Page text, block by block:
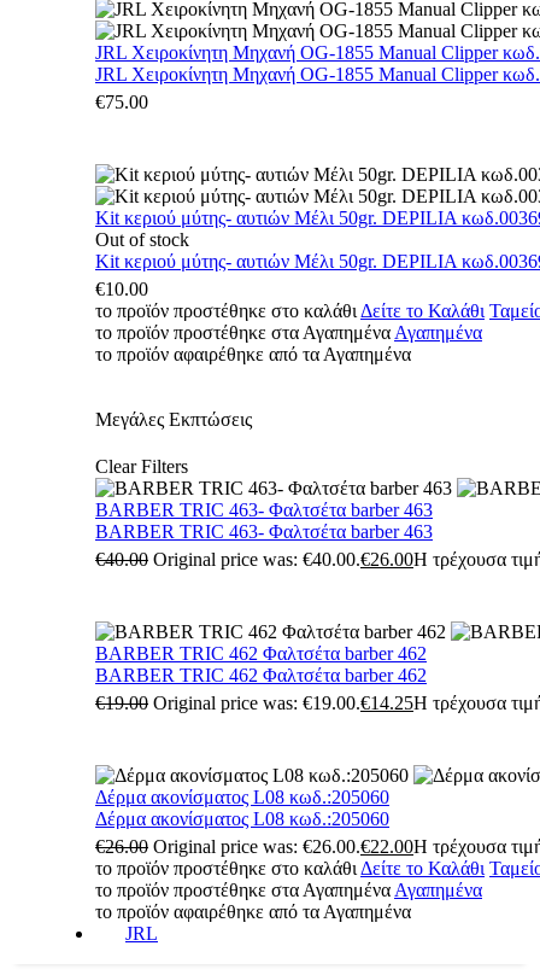
JRL Χειροκίνητη Μηχανή OG-1855 Manual Clipper
JRL Χειροκίνητη Μηχανή OG-1855 Manual Clipper
€75.00
Kit κεριού μύτης- αυτιών Μέλι 50gr. DEPILIA
Out of stock
Kit κεριού μύτης- αυτιών Μέλι 50gr. DEPILIA
€10.00
το προϊόν προστέθηκε στο καλάθι Δείτε το Καλάθι
το προϊόν προστέθηκε στα Αγαπημένα Αγαπημένα
το προϊόν αφαιρέθηκε από τα Αγαπημένα
Μεγάλες Εκπτώσεις
Clear Filters
BARBER TRIC 463- Φαλτσέτα barber 463
BARBER TRIC 463- Φαλτσέτα barber 463
€40.00 Original price was: €40.00.€26.00Η τρέχουσα
BARBER TRIC 462 Φαλτσέτα barber 462
BARBER TRIC 462 Φαλτσέτα barber 462
€19.00 Original price was: €19.00.€14.25Η τρέχουσα
Δέρμα ακονίσματος L08 κωδ.:205060
Δέρμα ακονίσματος L08 κωδ.:205060
€26.00 Original price was: €26.00.€22.00Η τρέχουσα
το προϊόν προστέθηκε στο καλάθι Δείτε το Καλάθι
το προϊόν προστέθηκε στα Αγαπημένα Αγαπημένα
το προϊόν αφαιρέθηκε από τα Αγαπημένα
JRL